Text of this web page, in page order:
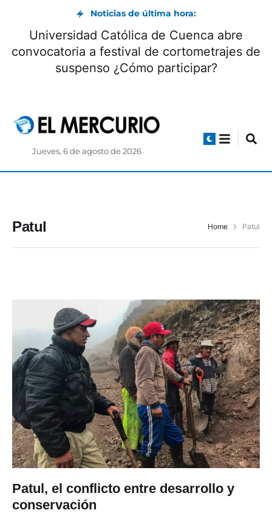
Noticias de última hora:
Universidad Católica de Cuenca abre
convocatoria a festival de cortometrajes de
suspenso ¿Cómo participar?
Jueves, 6 de agosto de 2026
Patul Home Patul
Patul, el conflicto entre desarrollo y
conservación